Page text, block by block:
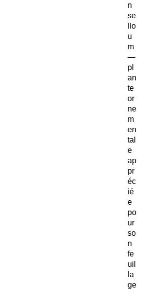
n
se
llo
u
m
—
pl
an
te
or
ne
m
en
tal
e
ap
pr
éc
ié
e
po
ur
so
n
fe
uil
la
ge